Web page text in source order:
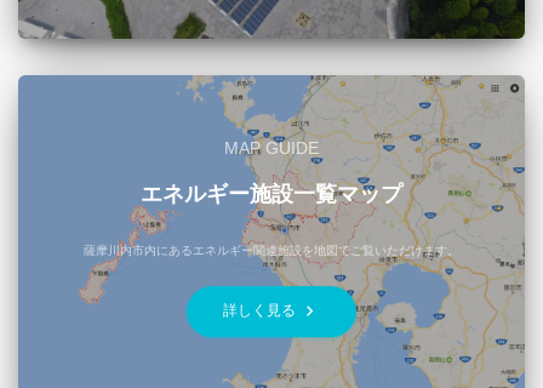
MAP GUIDE
エネルギー施設一覧マップ
薩摩川内市内にあるエネルギー関連施設を地図でご覧いただけます。
詳しく見る keyboard_arrow_right